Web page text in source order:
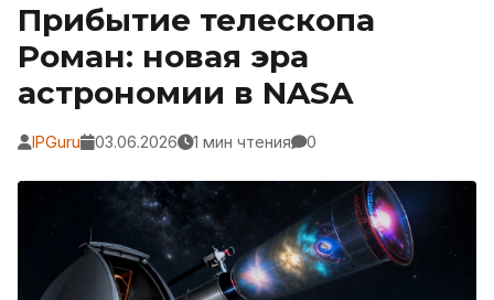
Прибытие телескопа
Роман: новая эра
астрономии в NASA
IPGuru 03.06.2026 1 мин чтения 0